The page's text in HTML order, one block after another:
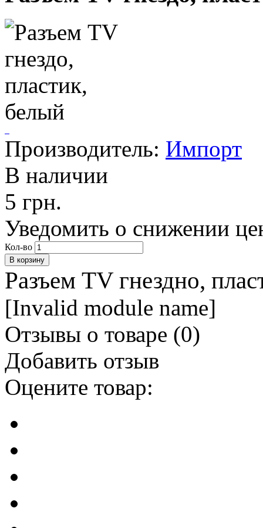
Производитель: Импорт
В наличии
5 грн.
Уведомить о снижении
Кол-во
Разъем TV гнездно,
[Invalid module name]
Отзывы о товаре (0)
Добавить отзыв
Оцените товар: